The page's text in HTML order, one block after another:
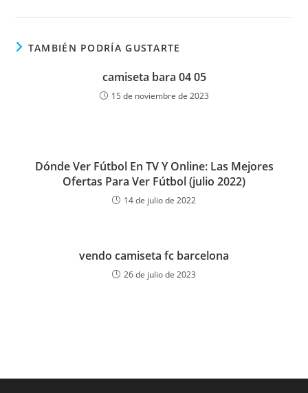
TAMBIÉN PODRÍA GUSTARTE
camiseta bara 04 05
15 de noviembre de 2023
Dónde Ver Fútbol En TV Y Online: Las Mejores
Ofertas Para Ver Fútbol (julio 2022)
14 de julio de 2022
vendo camiseta fc barcelona
26 de julio de 2023